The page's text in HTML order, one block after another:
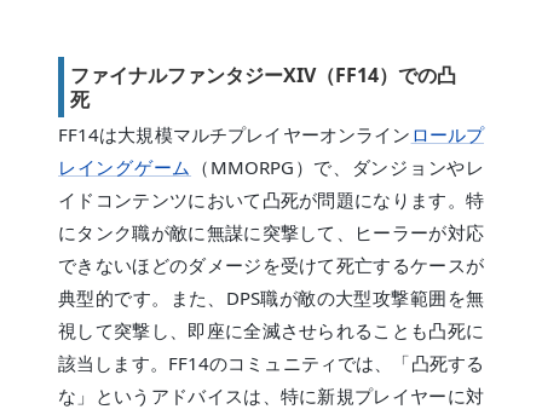
ファイナルファンタジーXIV（FF14）での凸
死
FF14は大規模マルチプレイヤーオンライン ロールプ
レイングゲーム （MMORPG）で、ダンジョンやレ
イドコンテンツにおいて凸死が問題になります。特
にタンク職が敵に無謀に突撃して、ヒーラーが対応
できないほどのダメージを受けて死亡するケースが
典型的です。また、DPS職が敵の大型攻撃範囲を無
視して突撃し、即座に全滅させられることも凸死に
該当します。FF14のコミュニティでは、「凸死する
な」というアドバイスは、特に新規プレイヤーに対